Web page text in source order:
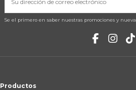
Se el primero en saber nuestras promociones y
Productos